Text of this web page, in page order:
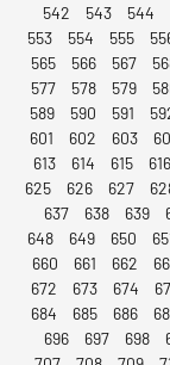
542 543 544
553
554 555
565
566 567
577
578 579
589
590 591
601
602 603
613
614 615 616
625
626 627
637
638 639
648
649 650
660
661 662
672
673 674
684
685 686
696
697 698